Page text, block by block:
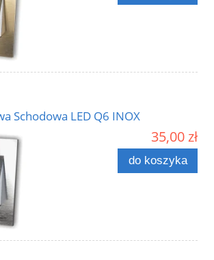
Schodowa LED Q6 INOX
35,00 zł
do koszyka